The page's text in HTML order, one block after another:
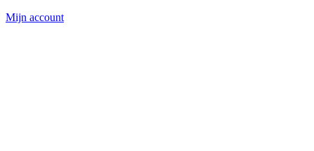
Mijn account